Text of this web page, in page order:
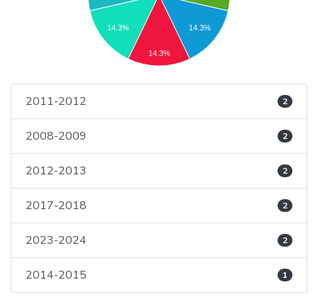
14.3%
14.3%
14.3%
2011-2012 2
2008-2009 2
2012-2013 2
2017-2018 2
2023-2024 2
2014-2015 1